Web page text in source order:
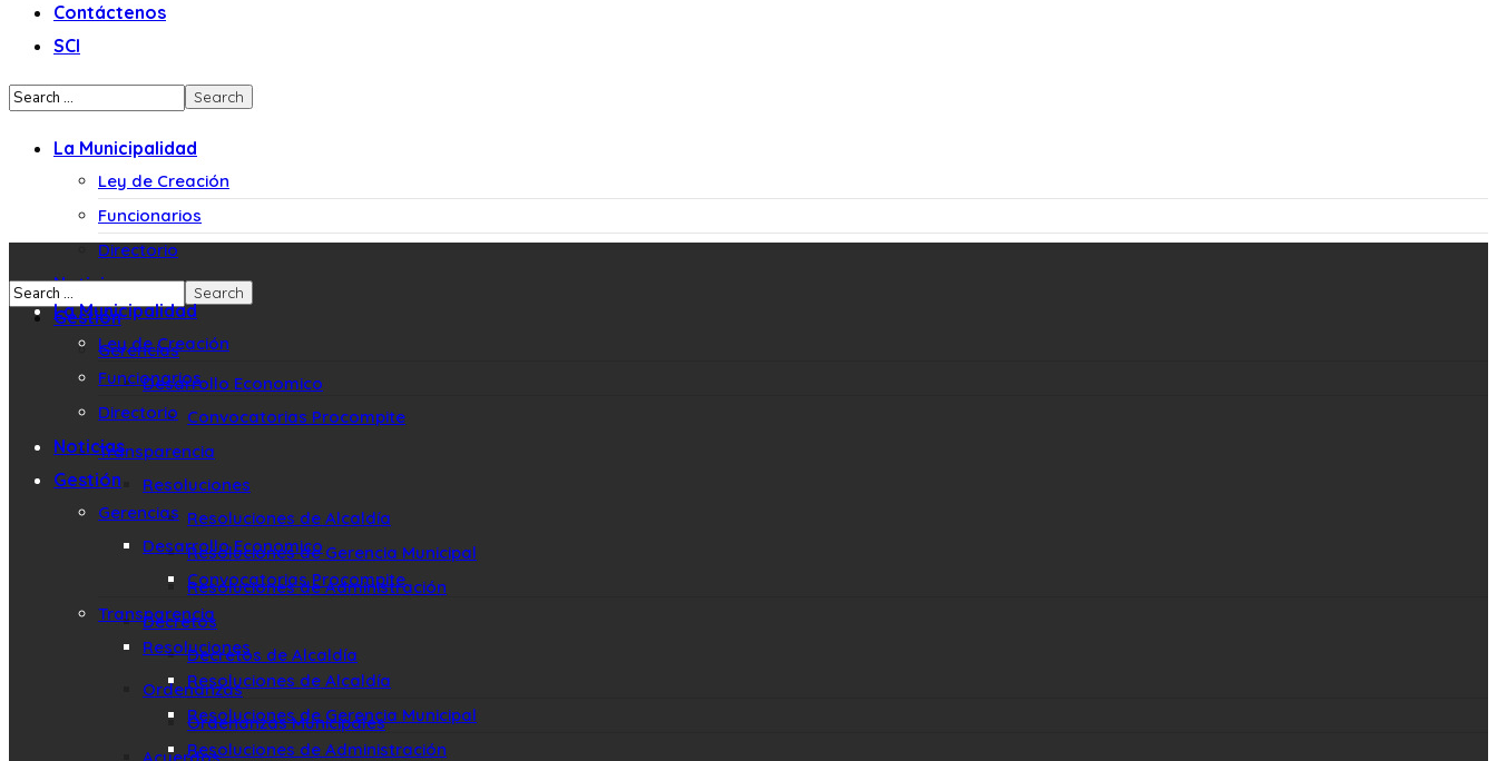
Contáctenos
SCI
La Municipalidad
Ley de Creación
Funcionarios
Directorio
Noticias
Gestión
Gerencias
Desarrollo Economico
Convocatorias Procompite
Transparencia
Resoluciones
Resoluciones de Alcaldía
Resoluciones de Gerencia Municipal
Resoluciones de Administración
Decretos
Decretos de Alcaldía
Ordenanzas
Ordenanzas Municipales
La Municipalidad
Ley de Creación
Funcionarios
Directorio
Noticias
Gestión
Gerencias
Desarrollo Economico
Convocatorias Procompite
Transparencia
Resoluciones
Resoluciones de Alcaldía
Resoluciones de Gerencia Municipal
Resoluciones de Administración